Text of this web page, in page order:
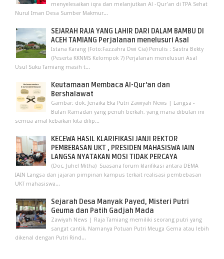
menyelesaikan iqra dan melanjutkan Al -Qur'an di TPA Sehat
Nurul Iman Desa Sumber Makmur...
SEJARAH RAJA YANG LAHIR DARI DALAM BAMBU DI
ACEH TAMIANG Perjalanan menelusuri Asal
Istana Karang (Foto:Fazzahra Dwi Cia) Penulis : Sastra Bekty
(Peserta KKNMS Kelompok 7) Perjalanan menelusuri Asal
Usul Suku Tamiang masih t...
Keutamaan Membaca Al-Qur'an dan
Bershalawat
Gambar: dok. Jenaika Eka Putri Zawiyah News | Langsa -
Bulan Ramadan yang penuh berkah, yang mana dibulan ini
semua amal kebaikan kita dilip...
KECEWA HASIL KLARIFIKASI JANJI REKTOR
PEMBEBASAN UKT , PRESIDEN MAHASISWA IAIN
LANGSA NYATAKAN MOSI TIDAK PERCAYA
(Doc. Juhel Mitha) Suasana forum klarifikasi antara DEMA
IAIN Langsa dan jajaran pimpinan kampus terkait realisasi pembebasan
UKT mahasiswa...
Sejarah Desa Manyak Payed, Misteri Putri
Geuma dan Patih Gadjah Mada
Zawiyah News | Raja Tamiang memiliki seorang putri yang
sangat cantik. Namanya Potuan Putri Meuga Gema atau lebih
dikenal dengan Putri Rind...